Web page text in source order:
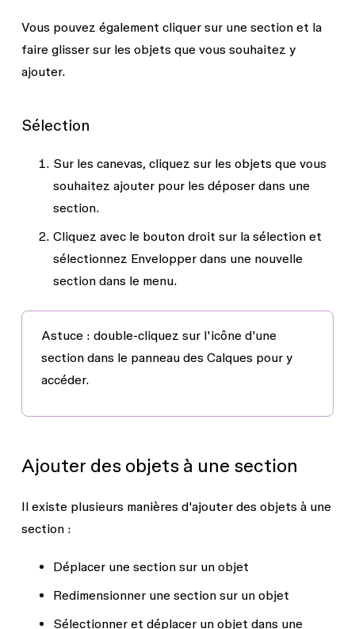
Vous pouvez également cliquer sur une section et la
faire glisser sur les objets que vous souhaitez y
ajouter.
Sélection
Sur les canevas, cliquez sur les objets que vous
souhaitez ajouter pour les déposer dans une
section.
Cliquez avec le bouton droit sur la sélection et
sélectionnez Envelopper dans une nouvelle
sectiondans le menu.
Astuce : double-cliquez sur l'icône d'une
section dans le panneau des Calquespour y
accéder.
Ajouter des objets à une section
Il existe plusieurs manières d'ajouter des objets à une
section :
Déplacer une section sur un objet
Redimensionner une section sur un objet
Sélectionner et déplacer un objet dans une